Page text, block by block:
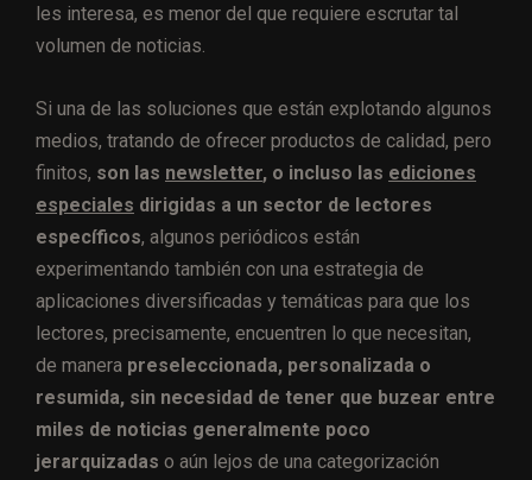
les interesa, es menor del que requiere escrutar tal
volumen de noticias.
Si una de las soluciones que están explotando algunos
medios, tratando de ofrecer productos de calidad, pero
finitos, son las newsletter, o incluso las ediciones
especiales dirigidas a un sector de lectores
específicos, algunos periódicos están
experimentando también con una estrategia de
aplicaciones diversificadas y temáticas para que los
lectores, precisamente, encuentren lo que necesitan,
de manera preseleccionada, personalizada o
resumida, sin necesidad de tener que buzear entre
miles de noticias generalmente poco
jerarquizadas o aún lejos de una categorización